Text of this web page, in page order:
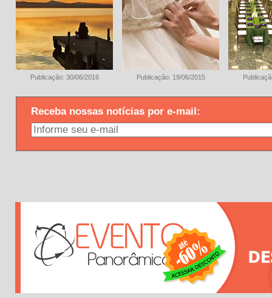
Publicação: 30/06/2016 Publicação: 19/06/2015
Receba nossas notícias por e-mail: